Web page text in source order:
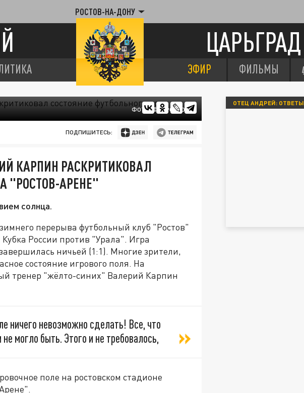
РОСТОВ-НА-ДОНУ
ЦАРЬГРАД
ЭФИР ФИЛЬМЫ
ФОТО: ФК "РОСТОВ"
ПОДПИШИТЕСЬ:
КАРПИН РАСКРИТИКОВАЛ
"РОСТОВ-АРЕНЕ"
солнца.
перерыва футбольный клуб "Ростов"
России против "Урала". Игра
ничьей (1:1). Многие зрители,
состояние игрового поля. На
тренер "жёлто-синих" Валерий Карпин
ничего невозможно сделать! Все, что
могло быть. Этого и не требовалось,
поле на ростовском стадионе
ОТЕЦ АНДРЕЙ: ОТВЕТЫ